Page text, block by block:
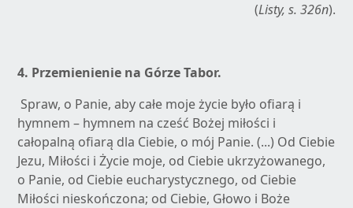
(Listy, s. 326n).
4. Przemienienie na Górze Tabor.
Spraw, o Panie, aby całe moje życie było ofiarą i
hymnem – hymnem na cześć Bożej miłości i
całopalną ofiarą dla Ciebie, o mój Panie. (...) Od Ciebie
Jezu, Miłości i Życie moje, od Ciebie ukrzyżowanego,
o Panie, od Ciebie eucharystycznego, od Ciebie
Miłości nieskończona; od Ciebie, Głowo i Boże